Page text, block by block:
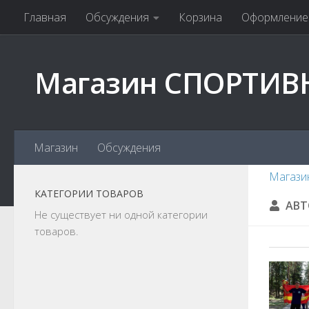
Главная Обсуждения Корзина Оформление
Магазин
Магазин
Обсуждения
КАТЕГОРИИ ТОВАРОВ
Не существует ни одной категории
товаров.